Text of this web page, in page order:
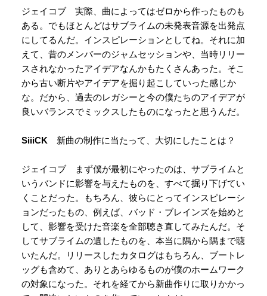
ジェイコブ 実際、曲によってはゼロから作ったものも
ある。でもほとんどはサブライムの未発表音源を出発点
にしてるんだ。インスピレーションとしてね。それに加
えて、昔のメンバーのジャムセッションや、当時リリー
スされなかったアイデアなんかもたくさんあった。そこ
から古い断片やアイデアを掘り起こしていった感じか
な。だから、過去のレガシーと今の僕たちのアイデアが
良いバランスでミックスしたものになったと思うんだ。
SiiiCK 新曲の制作に当たって、大切にしたことは？
ジェイコブ まず僕が最初にやったのは、サブライムと
いうバンドに影響を与えたものを、すべて掘り下げてい
くことだった。もちろん、彼らにとってインスピレーシ
ョンだったもの、例えば、バッド・ブレインズを始めと
して、影響を受けた音楽を全部聴き直してみたんだ。そ
してサブライムの遺したものを、本当に隅から隅まで聴
いたんだ。リリースしたカタログはもちろん、ブートレ
ッグも含めて、ありとあらゆるものが僕のホームワーク
の対象になった。それを経てから新曲作りに取りかかっ